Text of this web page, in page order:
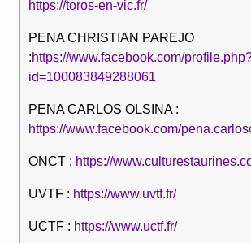
https://toros-en-vic.fr/
PENA CHRISTIAN PAREJO
:https://www.facebook.com/
id=100083849288061
PENA CARLOS OLSINA :
https://www.facebook.com/
ONCT : https://
UVTF : https://www.uvtf.fr/
UCTF : https://www.uctf.fr/